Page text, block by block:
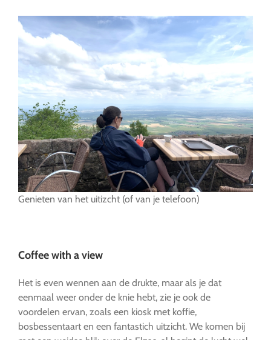
Genieten van het uitizcht (of van je telefoon)
Coffee with a view
Het is even wennen aan de drukte, maar als je dat
eenmaal weer onder de knie hebt, zie je ook de
voordelen ervan, zoals een kiosk met koffie,
bosbessentaart en een fantastich uitzicht. We komen bij